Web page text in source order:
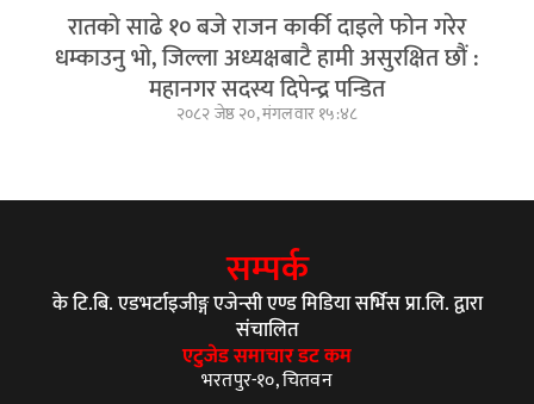
रातको साढे १० बजे राजन कार्की दाइले फोन गरेर
धम्काउनु भो, जिल्ला अध्यक्षबाटै हामी असुरक्षित छौं :
महानगर सदस्य दिपेन्द्र पन्डित
२०८२ जेष्ठ २०, मंगलवार १५:४८
सम्पर्क
के टि.बि. एडभर्टाइजीङ्ग एजेन्सी एण्ड मिडिया सर्भिस प्रा.लि. द्वारा
संचालित
एटुजेड समाचार डट कम
भरतपुर-१०, चितवन